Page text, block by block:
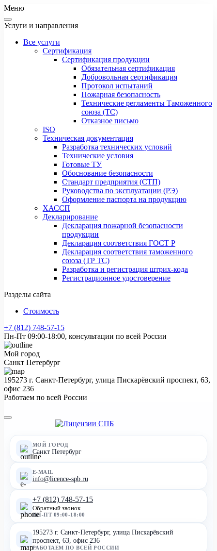
Меню
Услуги и направления
Все услуги
Сертификация
Сертификация продукции
Обязательная сертификация
Добровольная сертификация
Протокол испытаний
Пожарная безопасность
Технические регламенты Таможенного
союза (ТС)
Отказное письмо
ISO
Техническая документация
Разработка технических условий
Технические условия
Готовые ТУ
Обоснование безопасности
Стандарт предприятия (СТП)
Руководства по эксплуатации (РЭ)
Оформление паспорта на продукцию
ХАССП
Декларирование
Декларация пожарной безопасности
продукции
Декларация соответствия ГОСТ Р
Декларация соответствия таможенного
союза (ТР ТС)
Разработка и регистрация штрих-кода
Регистрационное удостоверение
Разделы сайта
Стоимость
+7 (812) 748-57-15
Пн-Пт 09:00-18:00, консультации по всей России
Мой город
Санкт Петербург
195273 г. Санкт-Петербург, улица Пискарёвский проспект, 63,
офис 236
Работаем по всей России
МОЙ ГОРОД
Санкт Петербург
E-MAIL
info@licence-spb.ru
+7 (812) 748-57-15
Обратный звонок
ПН-ПТ 09:00-18:00
195273 г. Санкт-Петербург, улица Пискарёвский
проспект, 63, офис 236
РАБОТАЕМ ПО ВСЕЙ РОССИИ